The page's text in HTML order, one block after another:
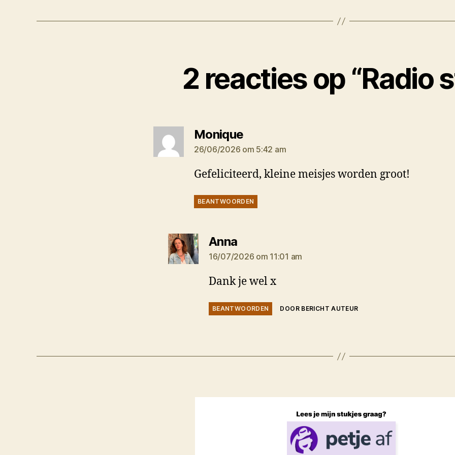
2 reacties op “Radio
Moniquezegt:
26/06/2026 om 5:42 am
Gefeliciteerd, kleine meisjes worden groot!
BEANTWOORDEN
Annazegt:
16/07/2026 om 11:01 am
Dank je wel x
BEANTWOORDEN DOOR BERICHT AUTEUR